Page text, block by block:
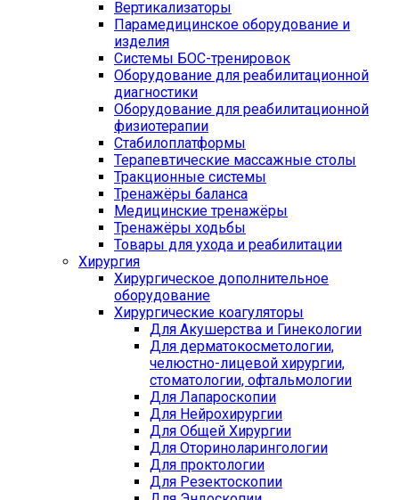
Вертикализаторы
Парамедицинское оборудование и
изделия
Системы БОС-тренировок
Оборудование для реабилитационной
диагностики
Оборудование для реабилитационной
физиотерапии
Стабилоплатформы
Терапевтические массажные столы
Тракционные системы
Тренажёры баланса
Медицинские тренажёры
Тренажёры ходьбы
Товары для ухода и реабилитации
Хирургия
Хирургическое дополнительное
оборудование
Хирургические коагуляторы
Для Акушерства и Гинекологии
Для дерматокосметологии,
челюстно-лицевой хирургии,
стоматологии, офтальмологии
Для Лапароскопии
Для Нейрохирургии
Для Общей Хирургии
Для Оториноларингологии
Для проктологии
Для Резектоскопии